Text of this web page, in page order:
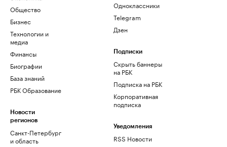
Общество
Бизнес
Технологии и
медиа
Финансы
Биографии
База знаний
РБК Образование
Новости
регионов
Санкт-Петербург
и область
Одноклассники
Telegram
Дзен
Подписки
Скрыть баннеры
на РБК
Подписка на РБК
Корпоративная
подписка
Уведомления
RSS Новости